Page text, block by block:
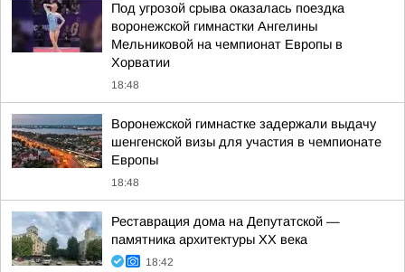
Под угрозой срыва оказалась поездка
воронежской гимнастки Ангелины
Мельниковой на чемпионат Европы в
Хорватии
18:48
Воронежской гимнастке задержали выдачу
шенгенской визы для участия в чемпионате
Европы
18:48
Реставрация дома на Депутатской —
памятника архитектуры ХХ века
18:42